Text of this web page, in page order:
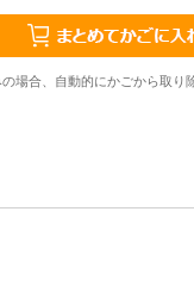
場合、自動的にかごから取り